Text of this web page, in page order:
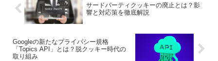
サードパーティクッキーの廃止とは？影
響と対応策を徹底解説
Googleの新たなプライバシー規格
「Topics API」とは？脱クッキー時代の
取り組み